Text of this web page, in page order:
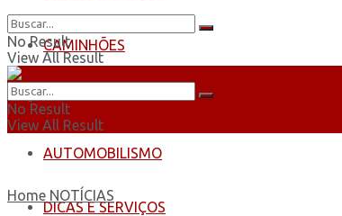
CAMINHÕES
ÔNIBUS
AUTOMOBILISMO
DICAS E SERVIÇOS
No Result
View All Result
No Result
View All Result
Home NOTÍCIAS